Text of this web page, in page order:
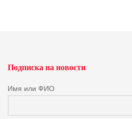
Подписка на новости
Имя или ФИО